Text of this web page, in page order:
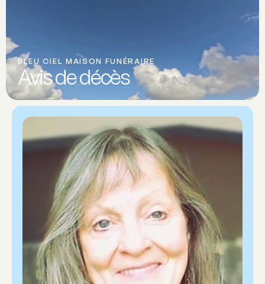
BLEU CIEL MAISON FUNÉRAIRE
Avis de décès